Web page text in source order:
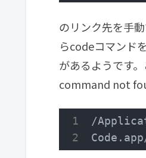
のリンク先を手
らcodeコマンド
があるようです
command not
/